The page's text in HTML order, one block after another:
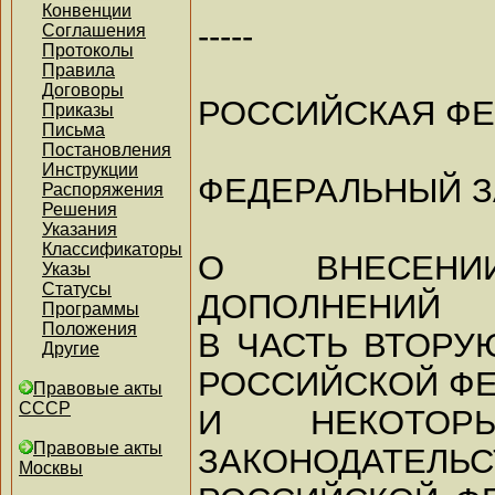
Конвенции
Соглашения
Протоколы
Правила
Договоры
Приказы
Письма
Постановления
Инструкции
Распоряжения
Решения
Указания
Классификаторы
Указы
Статусы
Программы
Положения
Другие
Правовые акты
СССР
Правовые акты
Москвы
-----
РОССИЙСКАЯ
ФЕДЕРАЛЬНЫЙ
О
ДОПОЛНЕНИЙ
В ЧАСТЬ
РОССИЙСКОЙ
И